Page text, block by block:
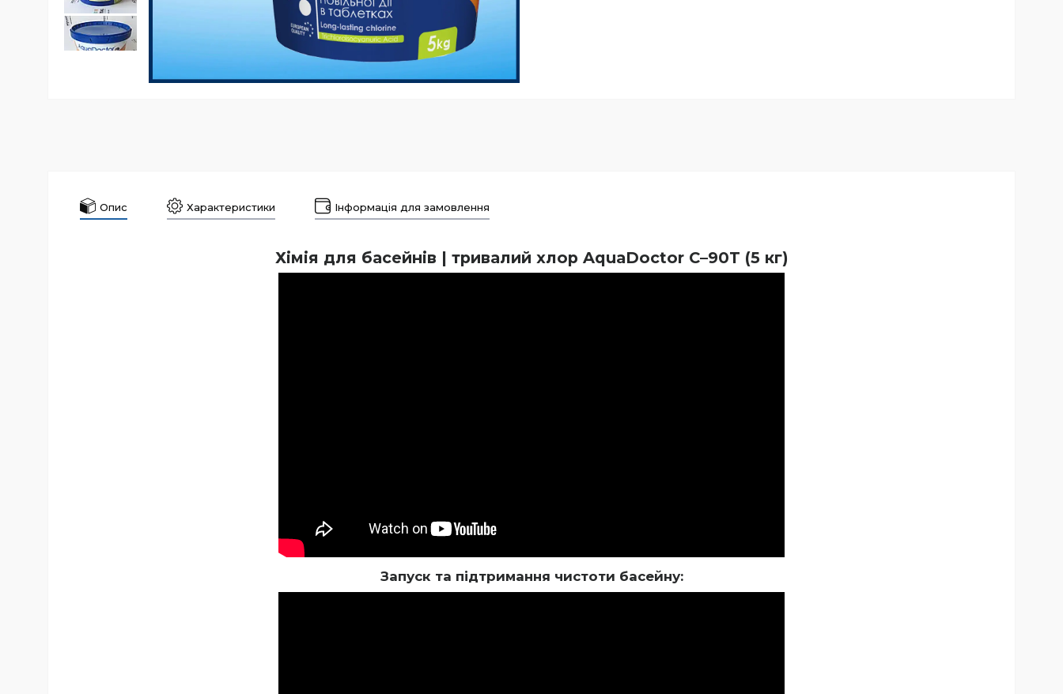
Опис Характеристики Інформація для замовлення
Хімія для басейнів | тривалий хлор AquaDoctor C–90T (5 кг)
Запуск та підтримання чистоти басейну: